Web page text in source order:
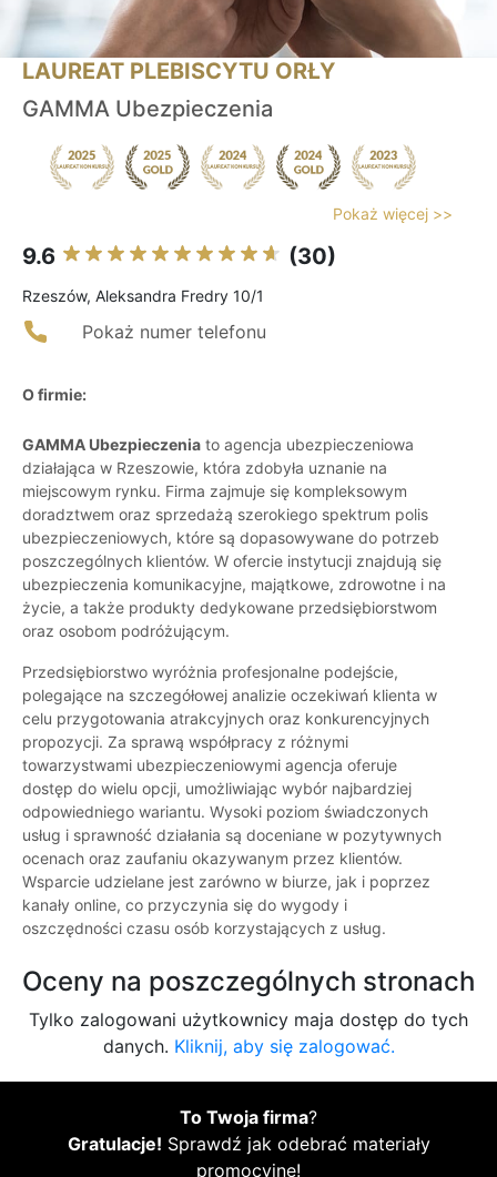
LAUREAT PLEBISCYTU ORŁY
GAMMA Ubezpieczenia
Pokaż więcej >>
9.6 (30)
Rzeszów, Aleksandra Fredry 10/1
Pokaż numer telefonu
O firmie:
GAMMA Ubezpieczenia to agencja ubezpieczeniowa
działająca w Rzeszowie, która zdobyła uznanie na
miejscowym rynku. Firma zajmuje się kompleksowym
doradztwem oraz sprzedażą szerokiego spektrum polis
ubezpieczeniowych, które są dopasowywane do potrzeb
poszczególnych klientów. W ofercie instytucji znajdują się
ubezpieczenia komunikacyjne, majątkowe, zdrowotne i na
życie, a także produkty dedykowane przedsiębiorstwom
oraz osobom podróżującym.
Przedsiębiorstwo wyróżnia profesjonalne podejście,
polegające na szczegółowej analizie oczekiwań klienta w
celu przygotowania atrakcyjnych oraz konkurencyjnych
propozycji. Za sprawą współpracy z różnymi
towarzystwami ubezpieczeniowymi agencja oferuje
dostęp do wielu opcji, umożliwiając wybór najbardziej
odpowiedniego wariantu. Wysoki poziom świadczonych
usług i sprawność działania są doceniane w pozytywnych
ocenach oraz zaufaniu okazywanym przez klientów.
Wsparcie udzielane jest zarówno w biurze, jak i poprzez
kanały online, co przyczynia się do wygody i
oszczędności czasu osób korzystających z usług.
Oceny na poszczególnych stronach
Tylko zalogowani użytkownicy maja dostęp do tych
danych. Kliknij, aby się zalogować.
To Twoja firma?
Gratulacje! Sprawdź jak odebrać materiały
promocyjne!